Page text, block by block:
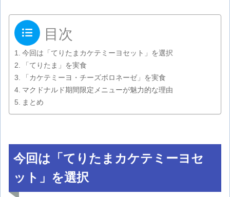
目次
今回は「てりたまカケテミーヨセット」を選択
「てりたま」を実食
「カケテミーヨ・チーズボロネーゼ」を実食
マクドナルド期間限定メニューが魅力的な理由
まとめ
今回は「てりたまカケテミーヨセ
ット」を選択